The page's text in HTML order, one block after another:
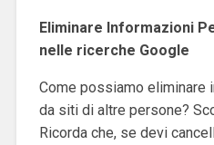
Eliminare Informazioni
nelle ricerche Google
Come possiamo eliminare
da siti di altre persone?
Ricorda che, se devi